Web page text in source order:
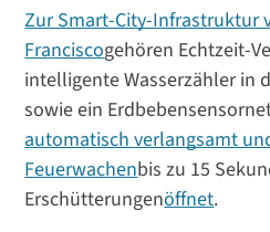
Zur Smart-City-Infrastruktur
Franciscogehören Echtzeit-
intelligente Wasserzähler in
sowie ein
automatisch verlangsamt
Feuerwachenbis zu 15
Erschütterungenöffnet.